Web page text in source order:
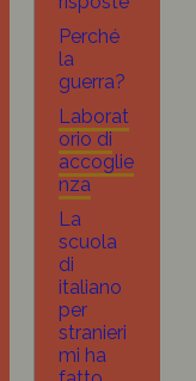
Perché
la
guerra?
Laborat
orio di
accoglie
nza
La
scuola
di
italiano
per
stranieri
mi ha